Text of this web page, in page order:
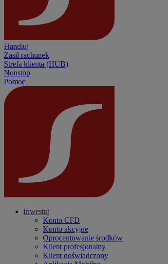
Handluj
Zasil rachunek
Strefa klienta (HUB)
Nonstop
Pomoc
Inwestuj
Konto CFD
Konto akcyjne
Oprocentowanie środków
Klient profesjonalny
Klient doświadczony